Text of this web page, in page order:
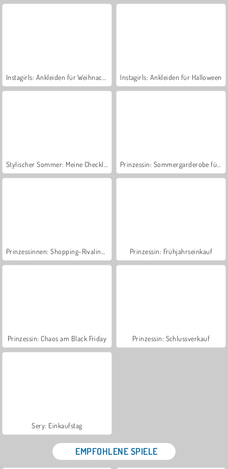
Instagirls: Ankleiden für Halloween
Prinzessin: Frühjahrseinkauf
Prinzessin: Chaos am Black Friday Prinzessin: Schlussverkauf
Sery: Einkaufstag
EMPFOHLENE SPIELE